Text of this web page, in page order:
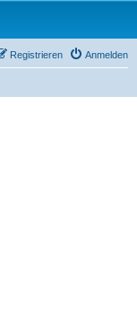
Anmelden
Registrieren